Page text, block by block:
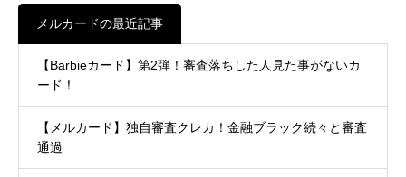
メルカードの最近記事
【Barbieカード】第2弾！審査落ちした人見た事がないカ
ード！
【メルカード】独自審査クレカ！金融ブラック続々と審査
通過